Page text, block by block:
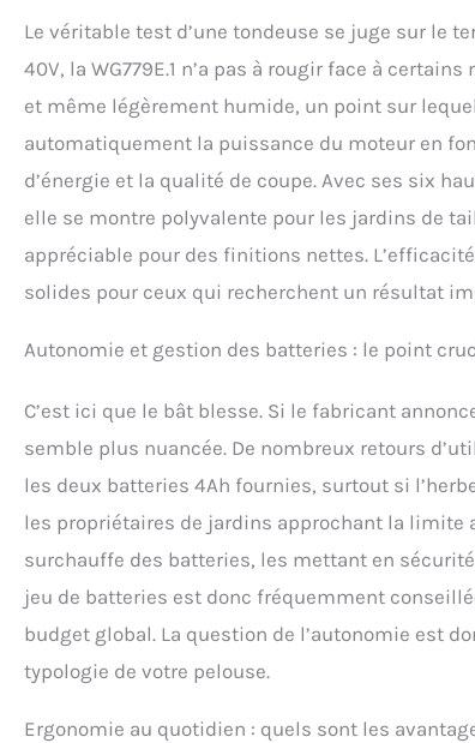
Le véritable test d’une tondeuse se juge sur le
40V, la WG779E.1 n’a pas à rougir face à
et même légèrement humide, un point sur
automatiquement la puissance du moteur en
d’énergie et la qualité de coupe. Avec ses six
elle se montre polyvalente pour les jardins de
appréciable pour des finitions nettes.
solides pour ceux qui recherchent un résultat
Autonomie et gestion des batteries : le point
C’est ici que le bât blesse. Si le fabricant
semble plus nuancée. De nombreux retours
les deux batteries 4Ah fournies, surtout si
les propriétaires de jardins approchant la limite
surchauffe des batteries, les mettant en
jeu de batteries est donc fréquemment
budget global. La question de l’autonomie est
typologie de votre pelouse.
Ergonomie au quotidien : quels sont les